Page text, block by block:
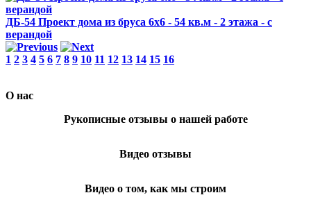
ДБ-54 Проект дома из бруса 6x6 - 54 кв.м - 2 этажа - с
верандой
1 2 3 4 5 6 7 8 9 10 11 12 13 14 15 16
О нас
Рукописные отзывы о нашей работе
Видео отзывы
Видео о том, как мы строим